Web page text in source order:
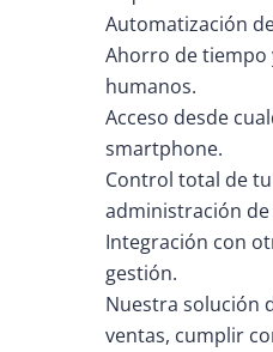
Automatización
Ahorro de tiempo
humanos.
Acceso desde
smartphone.
Control total de
administración
Integración con
gestión.
Nuestra solución
ventas, cumplir